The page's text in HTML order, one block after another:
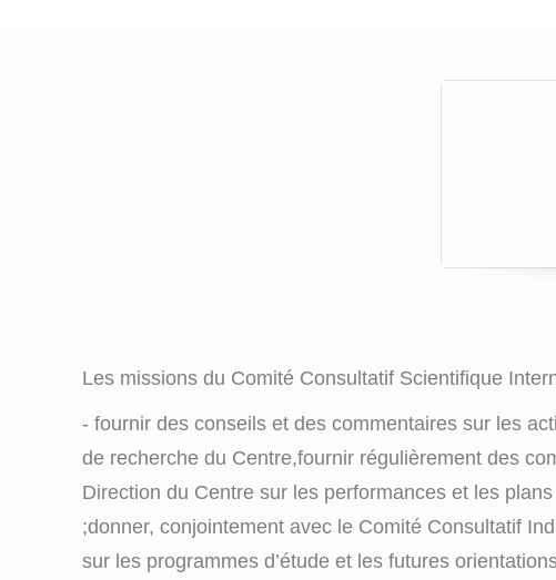
Les missions du Comité Consultatif Scientifique
- fournir des conseils et des commentaires sur les
de recherche du Centre,fournir régulièrement des
Direction du Centre sur les performances et les
;donner, conjointement avec le Comité Consultatif
sur les programmes d’étude et les futures